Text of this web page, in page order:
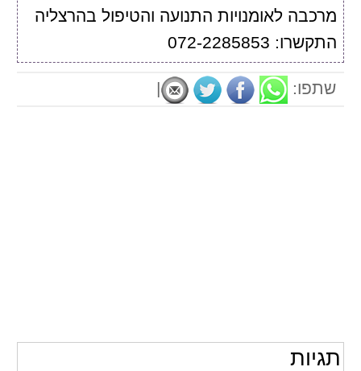
מרכבה לאומנויות התנועה והטיפול בהרצליה
התקשרו: 072-2285853
שתפו: |
תגיות